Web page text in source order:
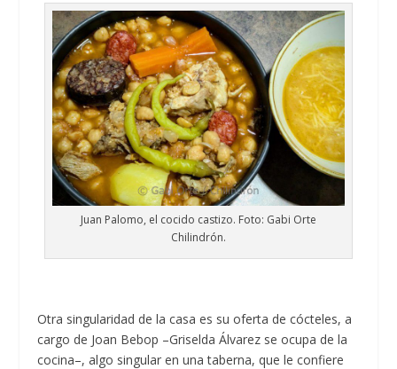
Juan Palomo, el cocido castizo. Foto: Gabi Orte
Chilindrón.
Otra singularidad de la casa es su oferta de cócteles, a
cargo de Joan Bebop –Griselda Álvarez se ocupa de la
cocina–, algo singular en una taberna, que le confiere